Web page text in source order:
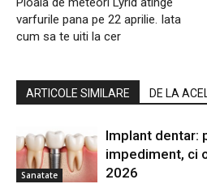
varfurile pana pe 22 aprilie. Iata
cum sa te uiti la cer
ARTICOLE SIMILARE DE LA
Sanatate
Implant dentar:
impediment, ci
2026